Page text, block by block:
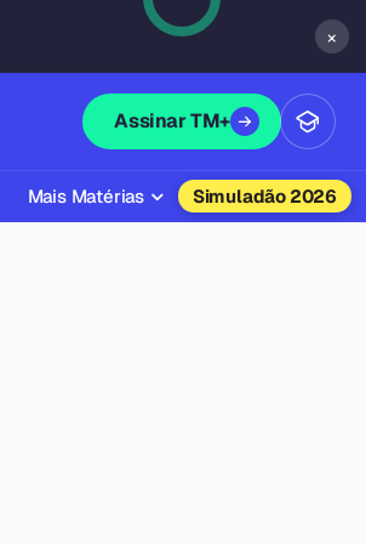
×
Assinar TM+
Mais Matérias Simuladão 2026